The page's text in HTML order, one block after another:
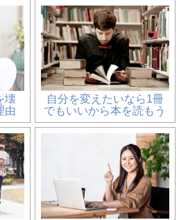
壊
由
自分を変えたいなら1冊
でもいいから本を読もう